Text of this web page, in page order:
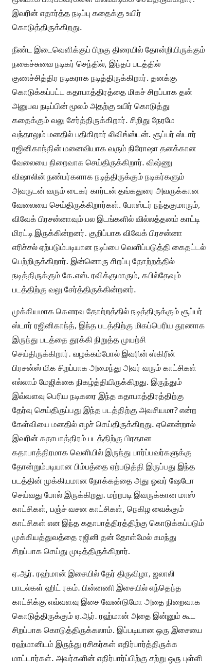
இவரின் எதார்த்த நடிப்பு கதைக்கு உயிர்
கொடுத்திருக்கிறது.
நீண்ட இடைவெளிக்குப் பிறகு திரையில் தோன்றியிருக்கும்
நகைச்சுவை நடிகர் செந்தில், இந்தப் படத்தில்
குணச்சித்திர நடிகராக நடித்திருக்கிறார். தனக்கு
கொடுக்கப்பட்ட கதாபாத்திரத்தை மிகச் சிறப்பாக தன்
அனுபவ நடிப்பின் மூலம் அதற்கு உயிர் கொடுத்து
கதைக்கும் வலு சேர்த்திருக்கிறார். சிறிது நேரமே
வந்தாலும் மனதில் பதிகிறார் லிவிங்ஸ்டன். சூப்பர் ஸ்டார்
ரஜினிகாந்தின் மனைவியாக வரும் நிரோஷா தனக்கான
வேலையை நிறைவாக செய்திருக்கிறார். விஷ்ணு
விஷாலின் நண்பர்களாக நடித்திருக்கும் நடிகர்களும்
அவருடன் வரும் டைகர் கார்டன் தங்கதுரை அவருக்கான
வேலையை செய்திருக்கிறார்கள். போஸ்டர் நந்தகுமாரும்,
விவேக் பிரசன்னாவும் பல இடங்களில் வில்லத்தனம் காட்டி
மிரட்டி இருக்கின்றனர். குறிப்பாக விவேக் பிரசன்னா
எரிச்சல் ஏற்படும்படியான நடிப்பை வெளிப்படுத்தி கைதட்டல்
பெற்றிருக்கிறார். இன்னொரு சிறப்பு தோற்றத்தில்
நடித்திருக்கும் கே.எஸ். ரவிக்குமாரும், கபில்தேவும்
படத்திற்கு வலு சேர்த்திருக்கின்றனர்.
முக்கியமாக கௌரவ தோற்றத்தில் நடித்திருக்கும் சூப்பர்
ஸ்டார் ரஜினிகாந்த், இந்த படத்திற்கு மிகப்பெரிய தூணாக
இருந்து படத்தை தூக்கி நிறுத்த முயற்சி
செய்திருக்கிறார். வழக்கம்போல் இவரின் ஸ்கிரீன்
பிரசன்ஸ் மிக சிறப்பாக அமைந்து அவர் வரும் காட்சிகள்
எல்லாம் மேஜிக்கை நிகழ்த்தியிருக்கிறது. இருந்தும்
இவ்வளவு பெரிய நடிகரை இந்த கதாபாத்திரத்திற்கு
தேர்வு செய்திருப்பது இந்த படத்திற்கு அவசியமா? என்ற
கேள்வியை மனதில் எழச் செய்திருக்கிறது. ஏனென்றால்
இவரின் கதாபாத்திரம் படத்திற்கு பிரதான
கதாபாத்திரமாக வெளியில் இருந்து பார்ப்பவர்களுக்கு
தோன்றும்படியான பிம்பத்தை ஏற்படுத்தி இருப்பது இந்த
படத்தின் முக்கியமான நோக்கத்தை அது ஓவர் ஷேடோ
செய்வது போல் இருக்கிறது. மற்றபடி இவருக்கான மாஸ்
காட்சிகள், பஞ்ச் வசன காட்சிகள், நெகிழ வைக்கும்
காட்சிகள் என இந்த கதாபாத்திரத்திற்கு கொடுக்கப்படும்
முக்கியத்துவத்தை ரஜினி தன் தோள்மேல் சுமந்து
சிறப்பாக செய்து முடித்திருக்கிறார்.
ஏ.ஆர். ரஹ்மான் இசையில் தேர் திருவிழா, ஜலாலி
பாடல்கள் ஹிட் ரகம். பின்னணி இசையில் எந்தெந்த
காட்சிக்கு எவ்வளவு இசை வேண்டுமோ அதை நிறைவாக
கொடுத்திருக்கும் ஏ.ஆர். ரஹ்மான் அதை இன்னும் கூட
சிறப்பாக கொடுத்திருக்கலாம். இப்படியான ஒரு இசையை
ரஹ்மானிடம் இருந்து ரசிகர்கள் எதிர்பார்த்திருக்க
மாட்டார்கள். அவர்களின் எதிர்பார்ப்பிற்கு சற்று ஒரு புள்ளி